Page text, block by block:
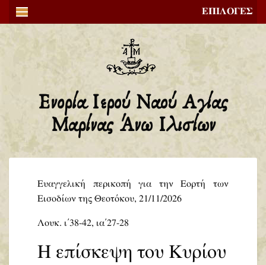
ΕΠΙΛΟΓΕΣ
Ενορία Ιερού Ναού Αγίας
Μαρίνας Άνω Ιλισίων
Ευαγγελική περικοπή για την Εορτή των
Εισοδίων της Θεοτόκου, 21/11/2026
Λουκ. ι΄ 38-42, ια΄ 27-28
Η επίσκεψη του Κυρίου